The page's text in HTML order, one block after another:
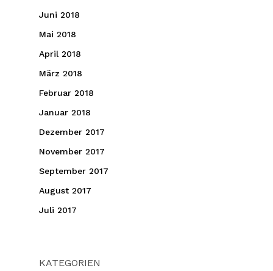
Juni 2018
Mai 2018
April 2018
März 2018
Februar 2018
Januar 2018
Dezember 2017
November 2017
September 2017
August 2017
Juli 2017
KATEGORIEN